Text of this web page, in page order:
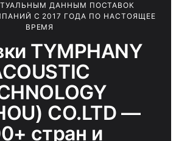
ДАННЫМ ПОСТАВОК
С 2017 ГОДА ПО НАСТОЯЩЕЕ
ВРЕМЯ
TYMPHANY
СО.LTD —
стран и